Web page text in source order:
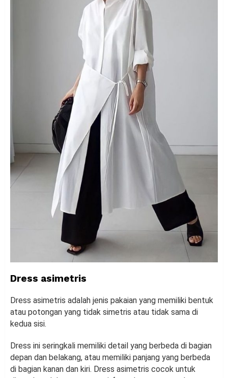
Dress asimetris
Dress asimetris adalah jenis pakaian yang memiliki bentuk
atau potongan yang tidak simetris atau tidak sama di
kedua sisi.
Dress ini seringkali memiliki detail yang berbeda di bagian
depan dan belakang, atau memiliki panjang yang berbeda
di bagian kanan dan kiri. Dress asimetris cocok untuk